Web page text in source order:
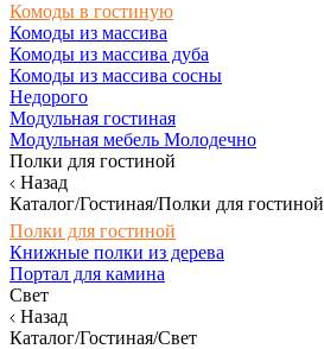
Комоды в гостиную
Комоды из массива
Комоды из массива дуба
Комоды из массива сосны
Недорого
Модульная гостиная
Модульная мебель Молодечно
Полки для гостиной
Назад
Каталог/Гостиная/Полки для гостиной
Полки для гостиной
Книжные полки из дерева
Портал для камина
Свет
Назад
Каталог/Гостиная/Свет